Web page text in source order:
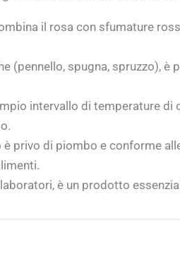
il rosa con sfumature
(pennello, spugna, spruzzo),
intervallo di temperature di
privo di piombo e conforme
è un prodotto